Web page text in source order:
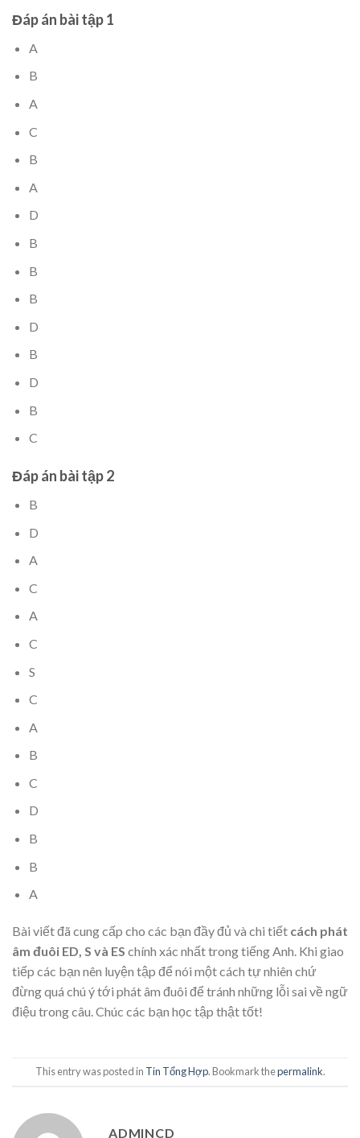
Đáp án bài tập 1
A
B
A
C
B
A
D
B
B
B
D
B
D
B
C
Đáp án bài tập 2
B
D
A
C
A
C
S
C
A
B
C
D
B
B
A
Bài viết đã cung cấp cho các bạn đầy đủ và chi tiết cách phát
âm đuôi ED, S và ES chính xác nhất trong tiếng Anh. Khi giao
tiếp các bạn nên luyện tập để nói một cách tự nhiên chứ
đừng quá chú ý tới phát âm đuôi để tránh những lỗi sai về ngữ
điệu trong câu. Chúc các bạn học tập thật tốt!
This entry was posted in Tin Tổng Hợp. Bookmark thepermalink.
ADMINCD